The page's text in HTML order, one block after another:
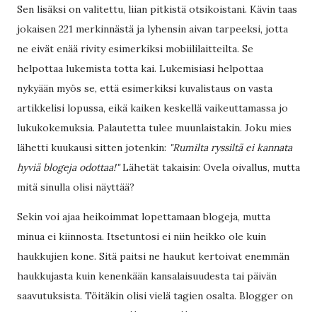
Sen lisäksi on valitettu, liian pitkistä otsikoistani. Kävin taas
jokaisen 221 merkinnästä ja lyhensin aivan tarpeeksi, jotta
ne eivät enää rivity esimerkiksi mobiililaitteilta. Se
helpottaa lukemista totta kai. Lukemisiasi helpottaa
nykyään myös se, että esimerkiksi kuvalistaus on vasta
artikkelisi lopussa, eikä kaiken keskellä vaikeuttamassa jo
lukukokemuksia. Palautetta tulee muunlaistakin. Joku mies
lähetti kuukausi sitten jotenkin: "Rumilta ryssiltä ei kannata
hyviä blogeja odottaa!"Lähetät takaisin: Ovela oivallus, mutta
mitä sinulla olisi näyttää?
Sekin voi ajaa heikoimmat lopettamaan blogeja, mutta
minua ei kiinnosta. Itsetuntosi ei niin heikko ole kuin
haukkujien kone. Sitä paitsi ne haukut kertoivat enemmän
haukkujasta kuin kenenkään kansalaisuudesta tai päivän
saavutuksista. Töitäkin olisi vielä tagien osalta. Blogger on